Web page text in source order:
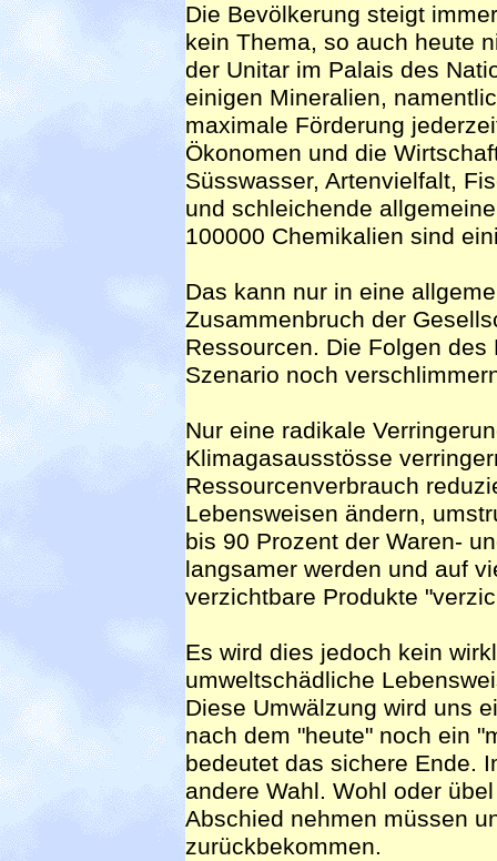
Die Bevölkerung steigt
kein Thema, so auch heute
der Unitar im Palais des
einigen Mineralien,
maximale Förderung
Ökonomen und die
Süsswasser, Artenvielfalt,
und schleichende
100000 Chemikalien sind
Das kann nur in eine
Zusammenbruch der
Ressourcen. Die Folgen
Szenario noch
Nur eine radikale
Klimagasausstösse
Ressourcenverbrauch
Lebensweisen ändern,
bis 90 Prozent der Waren-
langsamer werden und auf
verzichtbare Produkte
Es wird dies jedoch kein
umweltschädliche
Diese Umwälzung wird uns
nach dem "heute" noch ein
bedeutet das sichere Ende.
andere Wahl. Wohl oder
Abschied nehmen müssen
zurückbekommen.